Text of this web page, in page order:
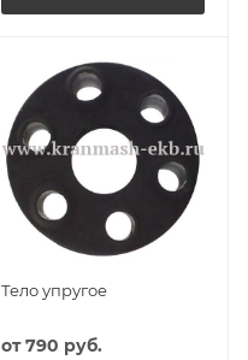
Тело упругое
от790 руб.